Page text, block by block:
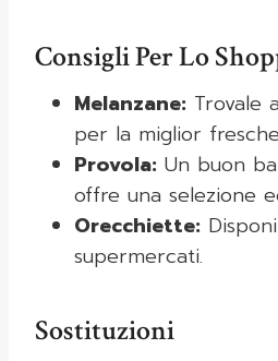
Consigli Per Lo
Melanzane: Trovale
per la miglior
Provola: Un buon
offre una selezione
Orecchiette:
supermercati.
Sostituzioni